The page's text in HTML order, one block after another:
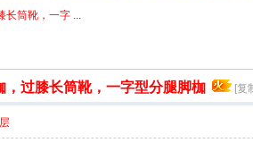
索
长筒靴，一字 ...
过膝长筒靴，一字型分腿脚枷 [复